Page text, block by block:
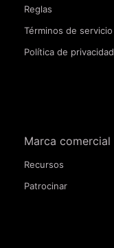
Reglas
Términos de servicio
Política de privacidad
Marca comercial
Recursos
Patrocinar